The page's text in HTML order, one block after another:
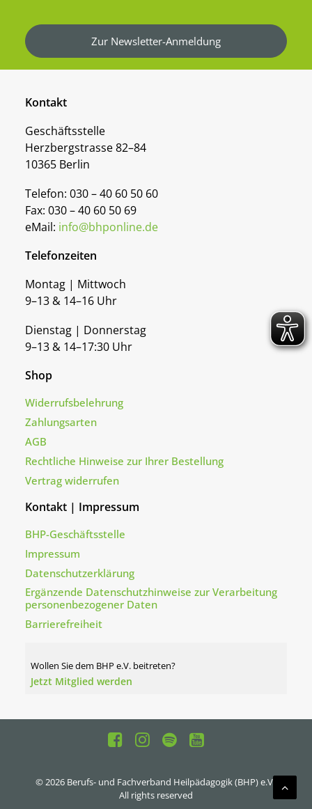
Zur Newsletter-Anmeldung
Kontakt
Geschäftsstelle
Herzbergstrasse 82–84
10365 Berlin
Telefon: 030 – 40 60 50 60
Fax: 030 – 40 60 50 69
eMail: info@bhponline.de
Telefonzeiten
Montag | Mittwoch
9–13 & 14–16 Uhr
Dienstag | Donnerstag
9–13 & 14–17:30 Uhr
Shop
Widerrufsbelehrung
Zahlungsarten
AGB
Rechtliche Hinweise zur Ihrer Bestellung
Vertrag widerrufen
Kontakt | Impressum
BHP-Geschäftsstelle
Impressum
Datenschutzerklärung
Ergänzende Datenschutzhinweise zur Verarbeitung
personenbezogener Daten
Barrierefreiheit
Wollen Sie dem BHP e.V. beitreten?
Jetzt Mitglied werden
© 2026 Berufs- und Fachverband Heilpädagogik (BHP) e.V..
All rights reserved